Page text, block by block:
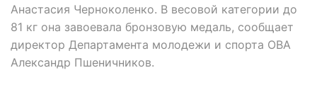
Анастасия Черноколенко. В весовой категории до
81 кг она завоевала бронзовую медаль, сообщает
директор Департамента молодежи и спорта ОВА
Александр Пшеничников.